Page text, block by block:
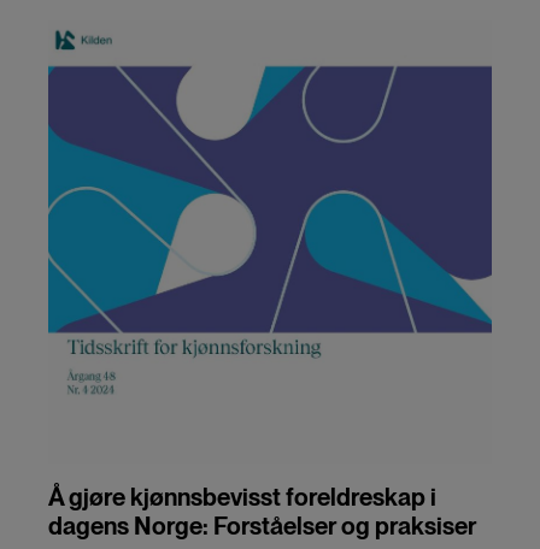
Å gjøre kjønnsbevisst foreldreskap i
dagens Norge: Forståelser og praksiser